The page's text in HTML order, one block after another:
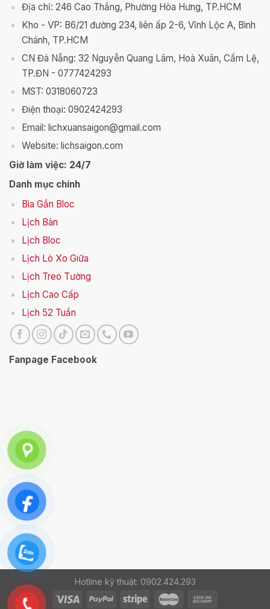
Địa chỉ: 246 Cao Thắng, Phường Hòa Hưng, TP.HCM
Kho - VP: B6/21 đường 234, liên ấp 2-6, Vĩnh Lộc A, Bình
Chánh, TP.HCM
CN Đà Nẵng: 32 Nguyễn Quang Lâm, Hoà Xuân, Cẩm Lệ,
TP.ĐN - 0777424293
MST: 0318060723
Điện thoại: 0902424293
Email: lichxuansaigon@gmail.com
Website: lichsaigon.com
Giờ làm việc: 24/7
Danh mục chính
Bìa Gắn Bloc
Lịch Bàn
Lịch Bloc
Lịch Lò Xo Giữa
Lịch Treo Tường
Lịch Cao Cấp
Lịch 52 Tuần
Fanpage Facebook
Hotline kỹ thuật: 0902.424.293